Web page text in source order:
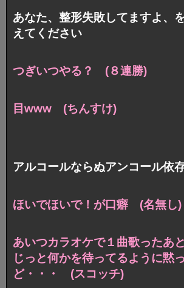
あなた、整形失敗してますよ、
えてください
つぎいつやる？ (８連勝)
目www (ちんすけ)
アルコールならぬアンコール依
ほいでほいで！が口癖 (名無し)
あいつカラオケで１曲歌ったあと
じっと何かを待ってるように黙
ど・・・ (スコッチ)